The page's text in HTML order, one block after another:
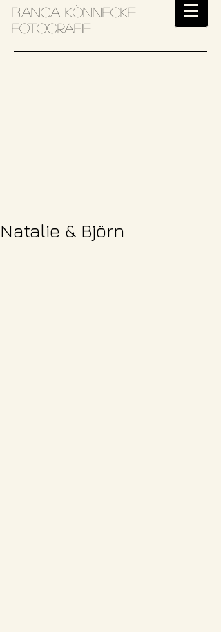
Bianca Könnecke
Fotografie
Natalie & Björn